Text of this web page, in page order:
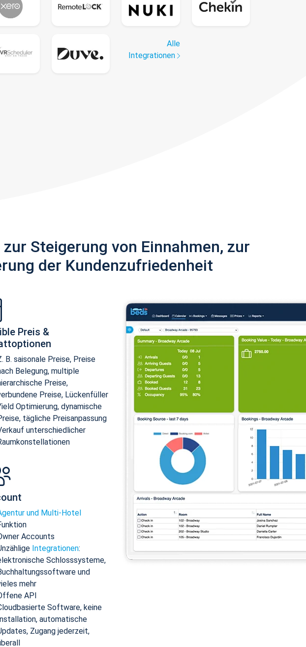
Alle
Integrationen
Steigerung von Einnahmen, zur
der Kundenzufriedenheit
Preis &
B. saisonale Preise, Preise
Belegung, multiple
Preise,
Preise, Lückenfüller
Optimierung, dynamische
tägliche Preisanpassung
unterschiedlicher
und Multi-Hotel
Accounts
Integrationen:
Schlosssysteme,
und
mehr
API
Software, keine
automatische
Zugang jederzeit,